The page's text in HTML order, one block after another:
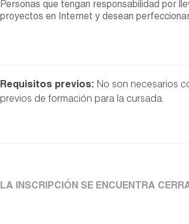
Personas que tengan responsabilidad por
proyectos en Internet y desean
Requisitos previos: No son necesarios
previos de formación para la cursada.
LA INSCRIPCIÓN SE ENCUENTRA